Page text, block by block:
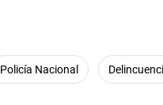
Policía Nacional